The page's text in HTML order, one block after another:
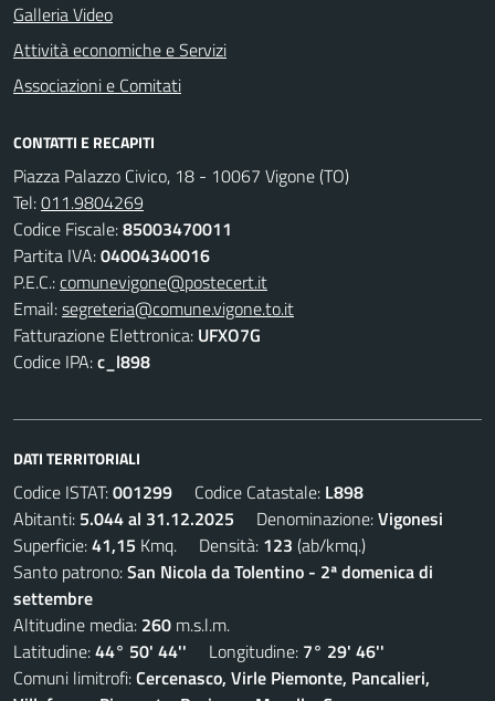
Galleria Video
Attività economiche e Servizi
Associazioni e Comitati
CONTATTI E RECAPITI
Piazza Palazzo Civico, 18 - 10067 Vigone (TO)
Tel:011.9804269
Codice Fiscale:85003470011
Partita IVA:04004340016
P.E.C.:comunevigone@postecert.it
Email:segreteria@comune.vigone.to.it
Fatturazione Elettronica: UFXO7G
Codice IPA:c_l898
DATI TERRITORIALI
Codice ISTAT:001299 Codice Catastale: L898
Abitanti: 5.044 al 31.12.2025 Denominazione:Vigonesi
Superficie:41,15 Kmq. Densità: 123 (ab/kmq.)
Santo patrono:San Nicola da Tolentino - 2ª domenica di
settembre
Altitudine media: 260 m.s.l.m.
Latitudine:44° 50' 44'' Longitudine: 7° 29' 46''
Comuni limitrofi:Cercenasco, Virle Piemonte, Pancalieri,